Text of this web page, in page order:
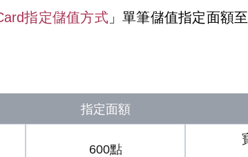
指定儲值方式」單筆儲值指定面額至
指定面額
600點